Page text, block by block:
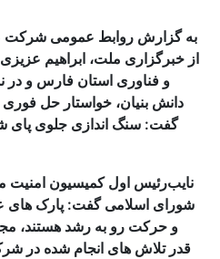
به گزارش روابط عمومی شرکت
از خبرگزاری ملت، ابراهیم
و فناوری استان فارس و
دانش بنیان، خواستار حل
گفت: سنگ اندازی جلوی پای
نایب‌رئیس اول کمیسیون
شورای اسلامی گفت: پارک های
و حرکت رو به رشد هستند،
قدر تلاش های انجام شده در